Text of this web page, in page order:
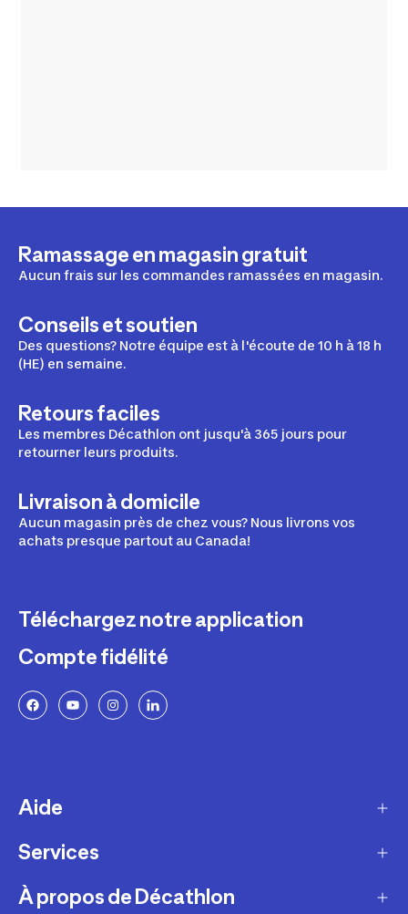
Ramassage en magasin gratuit
Aucun frais sur les commandes ramassées en magasin.
Conseils et soutien
Des questions? Notre équipe est à l'écoute de 10 h à 18 h
(HE) en semaine.
Retours faciles
Les membres Décathlon ont jusqu'à 365 jours pour
retourner leurs produits.
Livraison à domicile
Aucun magasin près de chez vous? Nous livrons vos
achats presque partout au Canada!
Téléchargez notre application
Compte fidélité
Aide
Livraison
Retours et échanges
Services
Programme de fidélité
À propos de Décathlon